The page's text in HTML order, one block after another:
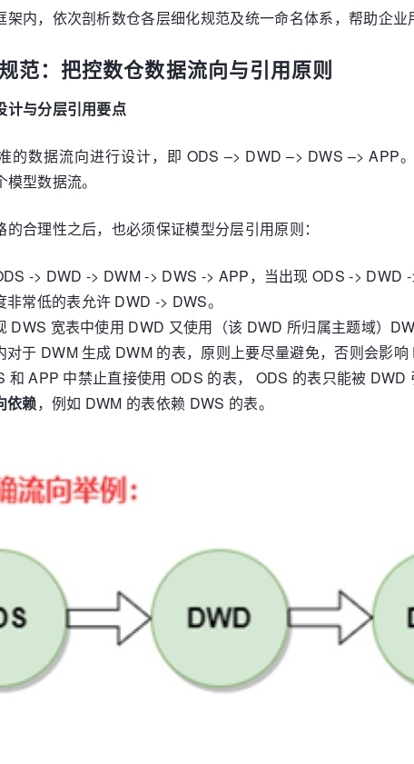
架内，依次剖析数仓各层细化规范及统一命名体系，帮助企
范：把控数仓数据流向与引用原则
计与分层引用要点
的数据流向进行设计，即 ODS –> DWD –> DWS –> APP
型数据流。
合理性之后，也必须保证模型分层引用原则：
-> DWD -> DWM -> DWS -> APP，当出现 ODS -> DWD
常低的表允许 DWD -> DWS。
DWS 宽表中使用 DWD 又使用（该 DWD 所归属主题域）
对于 DWM 生成 DWM 的表，原则上要尽量避免，否则会影响
和 APP 中禁止直接使用 ODS 的表， ODS 的表只能被 DWD
依赖，例如 DWM 的表依赖 DWS 的表。